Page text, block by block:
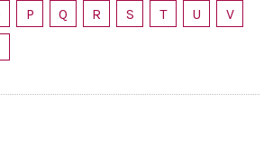
P Q R S T U
V